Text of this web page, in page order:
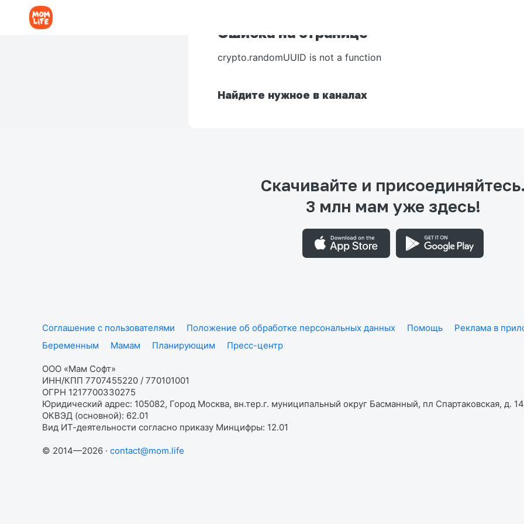
Ошибка на странице
crypto.randomUUID is not a function
Найдите нужное в каналах
Скачивайте и присоединяйтесь.
3 млн мам уже здесь!
Соглашение с пользователями Положение об обработке персональных данных Помощь Реклама в
Беременным
Мамам Планирующим Пресс-центр
ООО «Мам Софт»
ИНН/КПП 7707455220 / 770101001
ОГРН 1217700330275
Юридический адрес: 105082, Город Москва, вн.тер.г. муниципальный округ Басманный, пл Спартаковская, д.
ОКВЭД (основной): 62.01
Вид ИТ-деятельности согласно приказу Минцифры: 12.01
© 2014—2026 · contact@mom.life